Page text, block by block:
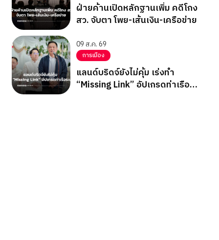
ฝ่ายค้านเปิดหลักฐานเพิ่ม คดีโกง
สว. จับตา โพย-เส้นเงิน-เครือข่าย
09 ส.ค. 69
การเมือง
แลนด์บริดจ์ยังไม่คุ้ม เร่งทำ
“Missing Link” อัปเกรดท่าเรือ